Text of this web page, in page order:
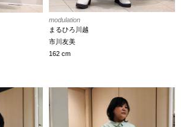
modulation
まるひろ川越
市川友美
162 cm